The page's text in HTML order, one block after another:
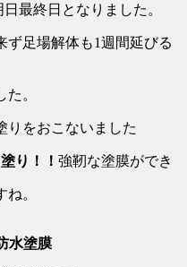
最終日となりました。
ず足場解体も1週間延びる
。
りをおこないました
り！！ 強靭な塗膜ができ
。
水塗膜